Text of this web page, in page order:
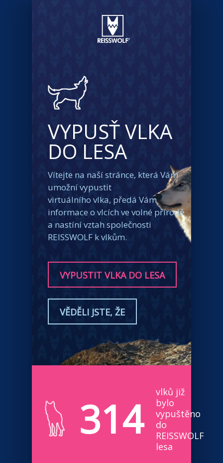
VYPUSŤ VLKA
DO LESA
Vítejte na naší stránce, která Vám
umožní vypustit
virtuálního vlka, předá Vám
informace o vlcích ve volné přírodě
a nastíní vztah společnosti
REISSWOLF k vlkům.
VYPUSTIT VLKA DO LESA
VĚDĚLI JSTE, ŽE
314
vlků již
bylo
vypuštěno
do
REISSWOLF
lesa